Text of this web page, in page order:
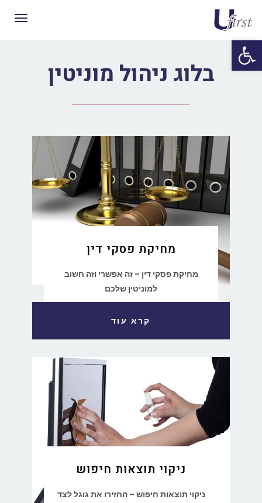
פתח סרגל נגישות
בלוג ניהול מוניטין
מחיקת פסקי דין
מחיקת פסקי דין – זה אפשרי וזה חשוב
למוניטין שלכם
קרא עוד
ניקוי תוצאות חיפוש
ניקוי תוצאות חיפוש – החזירו את גוגל לצד